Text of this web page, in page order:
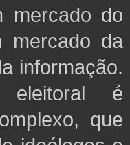
mercado do
mercado da
informação.
eleitoral é
que